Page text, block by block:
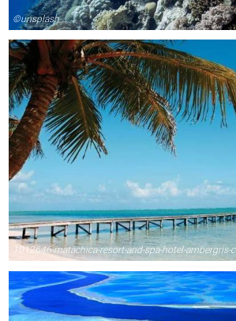
©unsplash
1012646-matachica-resort-and-spa-hotel-ambergris-